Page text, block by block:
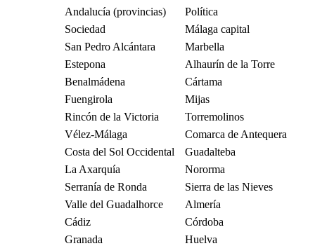
Andalucía (provincias)
Política
Sociedad
Málaga capital
San Pedro Alcántara
Marbella
Estepona
Alhaurín de la Torre
Benalmádena
Cártama
Fuengirola
Mijas
Rincón de la Victoria
Torremolinos
Vélez-Málaga
Comarca de Antequera
Costa del Sol Occidental
Guadalteba
La Axarquía
Nororma
Serranía de Ronda
Sierra de las Nieves
Valle del Guadalhorce
Almería
Cádiz
Córdoba
Granada
Huelva